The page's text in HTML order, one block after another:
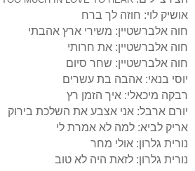
אושיק לוי: חוזה לך ברח
חוה אלברשטיין: משירי ארץ אהבתי
חוה אלברשטיין: את חרותי
חוה אלברשטיין: שחר סיום
יוסי בנאי: אהבה בת עשרים
רבקה מיכאלי: איך הזמן רץ
יורם ארבל: אני אצבע את השלכת בירוק
אריק לביא: למה לא אמרת לי
נורית גלרון: אולי מחר
נורית גלרון: לזאת היה לא טוב